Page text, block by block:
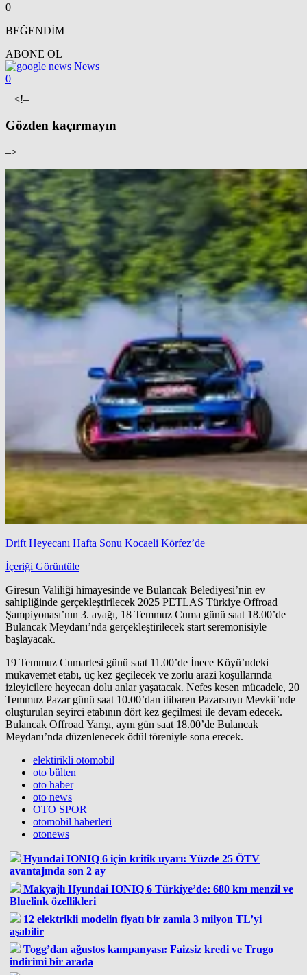
0
BEĞENDİM
ABONE OL
News
0
<!–
Gözden kaçırmayın
–>
Drift Heyecanı Hafta Sonu Kocaeli Körfez’de
İçeriği Görüntüle
Giresun Valiliği himayesinde ve Bulancak Belediyesi’nin ev
sahipliğinde gerçekleştirilecek 2025 PETLAS Türkiye Offroad
Şampiyonası’nın 3. ayağı, 18 Temmuz Cuma günü saat 18.00’de
Bulancak Meydanı’nda gerçekleştirilecek start seremonisiyle
başlayacak.
19 Temmuz Cumartesi günü saat 11.00’de İnece Köyü’ndeki
mukavemet etabı, üç kez geçilecek ve zorlu arazi koşullarında
izleyicilere heyecan dolu anlar yaşatacak. Nefes kesen mücadele, 20
Temmuz Pazar günü saat 10.00’dan itibaren Pazarsuyu Mevkii’nde
oluşturulan seyirci etabının dört kez geçilmesi ile devam edecek.
Bulancak Offroad Yarışı, aynı gün saat 18.00’de Bulancak
Meydanı’nda düzenlenecek ödül töreniyle sona erecek.
elektirikli otomobil
oto bülten
oto haber
oto news
OTO SPOR
otomobil haberleri
otonews
Hyundai IONIQ 6 için kritik uyarı: Yüzde 25 ÖTV
avantajında son 2 ay
Makyajlı Hyundai IONIQ 6 Türkiye’de: 680 km menzil ve
Bluelink özellikleri
12 elektrikli modelin fiyatı bir zamla 3 milyon TL’yi
aşabilir
Togg’dan ağustos kampanyası: Faizsiz kredi ve Trugo
indirimi bir arada